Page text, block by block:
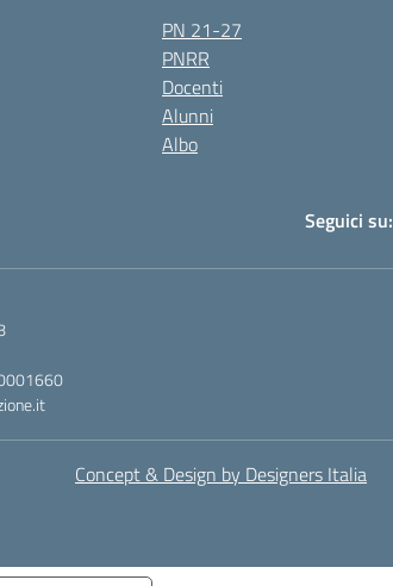
PN 21-27
PNRR
Docenti
Alunni
Albo
Seguici su:
Concept & Design by Designers Italia